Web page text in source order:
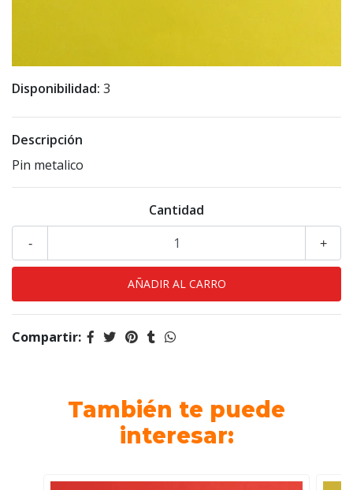
Disponibilidad: 3
Descripción
Pin metalico
Cantidad
+
-
Compartir:
También te puede
interesar: